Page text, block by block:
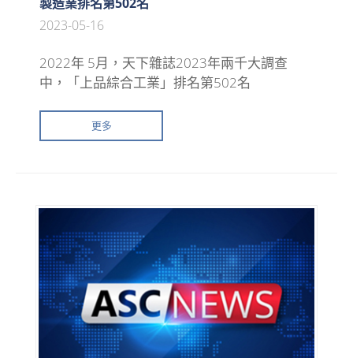
2023-05-16
2022年 5月，天下雜誌2023年兩千大調查
中，「上品綜合工業」排名第502名
更多